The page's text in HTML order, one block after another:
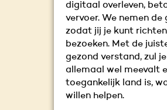
digitaal overleven,
vervoer. We nemen
zodat jij je kunt
bezoeken. Met de
gezond verstand, zul
allemaal wel meevalt
toegankelijk land is,
willen helpen.